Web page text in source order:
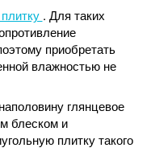
. Для таких
приобретать
влажностью не
глянцевое
блеском и
плитку такого